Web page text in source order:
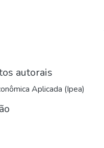
autorais
Aplicada (Ipea)